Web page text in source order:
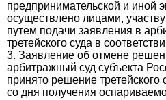
предпринимательской и иной
осуществлено лицами,
путем подачи заявления в
третейского суда в
3. Заявление об отмене
арбитражный суд субъекта
принято решение
со дня получения